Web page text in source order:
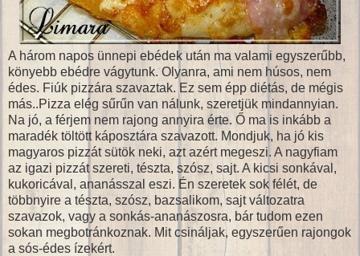
A három napos ünnepi ebédek után ma valami egyszerűbb,
könyebb ebédre vágytunk. Olyanra, ami nem húsos, nem
édes. Fiúk pizzára szavaztak. Ez sem épp diétás, de mégis
más..Pizza elég sűrűn van nálunk, szeretjük mindannyian.
Na jó, a férjem nem rajong annyira érte. Ő ma is inkább a
maradék töltött káposztára szavazott. Mondjuk, ha jó kis
magyaros pizzát sütök neki, azt azért megeszi. A nagyfiam
az igazi pizzát szereti, tészta, szósz, sajt. A kicsi sonkával,
kukoricával, ananásszal eszi. Én szeretek sok félét, de
többnyire a tészta, szósz, bazsalikom, sajt változatra
szavazok, vagy a sonkás-ananászosra, bár tudom ezen
sokan megbotránkoznak. Mit csináljak, egyszerűen rajongok
a sós-édes ízekért.